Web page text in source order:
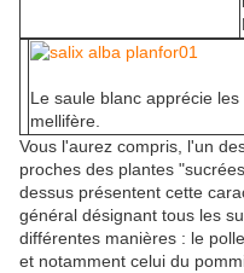
Le saule blanc apprécie
mellifère.
Vous l'aurez compris, l'un
proches des plantes
dessus présentent cette
général désignant tous les
différentes manières : le
et notamment celui du